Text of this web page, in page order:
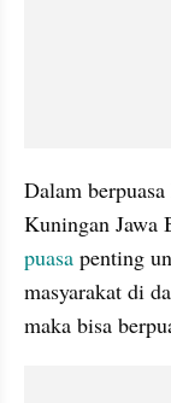
Dalam
Kuningan Jawa
puasa penting
masyarakat di
maka bisa